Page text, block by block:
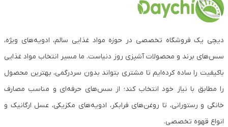
دیچی یک فروشگاه تخصصی در حوزه مواد غذایی سالم، ادویه‌های ویژه،
سس‌های برند و محصولات آشپزی روز دنیاست. ما مسیر انتخاب مواد غذایی
باکیفیت را ساده کرده‌ایم تا مشتری بتواند بدون سردرگمی، بهترین محصول
را مطابق با نیاز خود انتخاب کند؛ از سس‌های حرفه‌ای و مناسب مصارف
خانگی و رستورانی، تا روغن‌های فرابکر، ادویه‌های مکزیکی، عسل ارگانیک و
انواع قهوه تخصصی.